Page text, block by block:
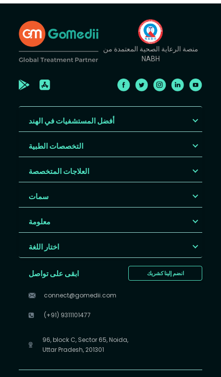
منصة الرعاية الصحية المعتمدة من
NABH
أفضل المستشفيات في الهند
التخصصات الطبية
العلاجات المتخصصة
سمات
معلومة
اختار اللغة
انضم إلينا كشريك ابقى على تواصل
connect@gomedii.com
(+91) 9311101477
96, block C, Sector 65, Noida,
Uttar Pradesh, 201301